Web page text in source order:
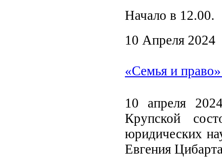
Начало в 12.00.
10 Апреля 2024
«Семья и
10 апреля
Крупской
юридических
Евгения